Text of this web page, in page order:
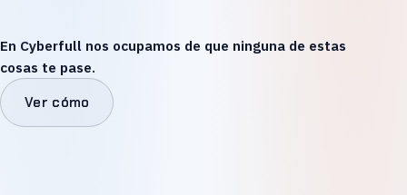
En Cyberfull nos ocupamos de que ninguna de estas
cosas te pase.
Ver cómo